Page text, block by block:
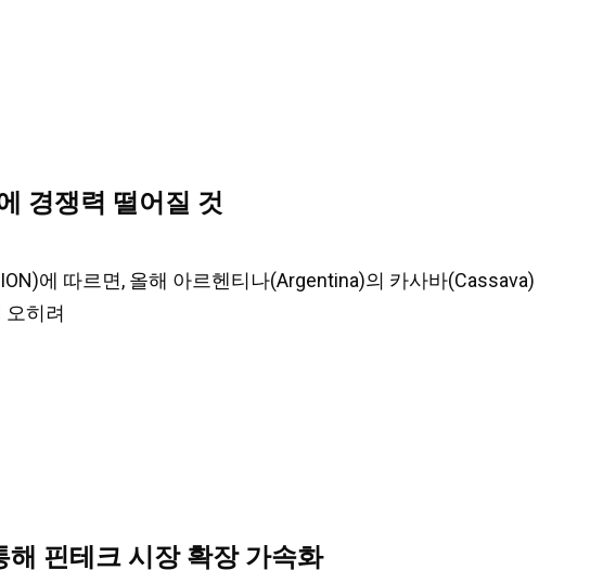
경쟁력 떨어질 것
에 따르면, 올해 아르헨티나(Argentina)의 카사바(Cassava)
히려
핀테크 시장 확장 가속화